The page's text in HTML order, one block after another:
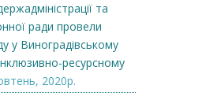
та
ради провели
у Виноградівському
ресурсному
2020р.